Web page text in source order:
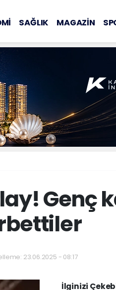
SAĞLIK MAGAZİN
Genç
23.06.2025 - 08:17
İlginizi